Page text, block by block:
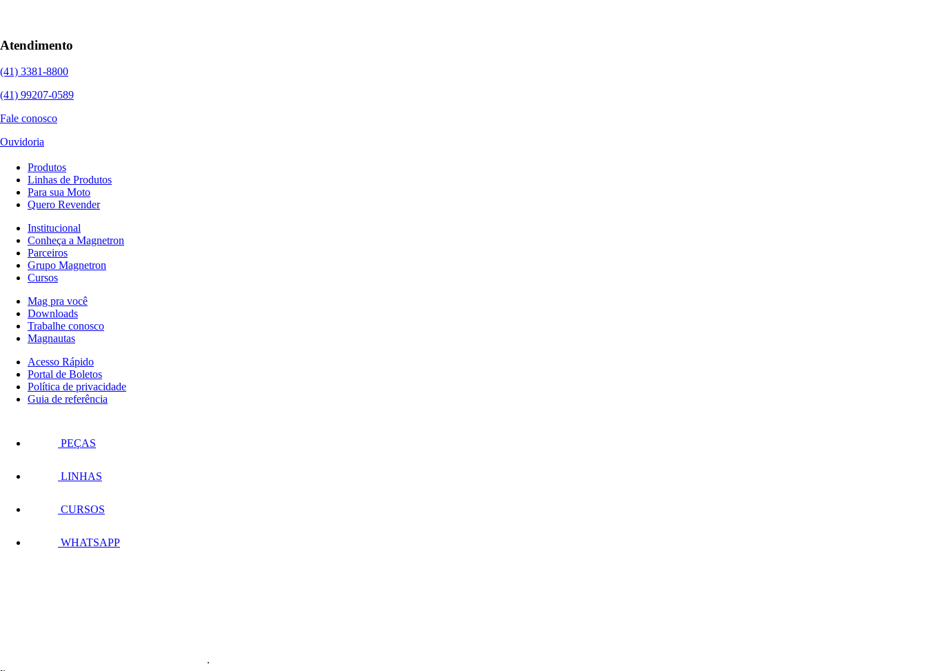
Atendimento
(41) 3381-8800
(41) 99207-0589
Fale conosco
Ouvidoria
Produtos
Linhas de Produtos
Para sua Moto
Quero Revender
Institucional
Conheça a Magnetron
Parceiros
Grupo Magnetron
Cursos
Mag pra você
Downloads
Trabalhe conosco
Magnautas
Acesso Rápido
Portal de Boletos
Política de privacidade
Guia de referência
PEÇAS
LINHAS
CURSOS
WHATSAPP
.